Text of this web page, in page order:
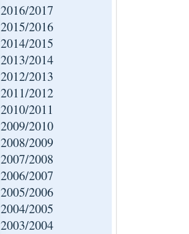
2016/2017
2015/2016
2014/2015
2013/2014
2012/2013
2011/2012
2010/2011
2009/2010
2008/2009
2007/2008
2006/2007
2005/2006
2004/2005
2003/2004